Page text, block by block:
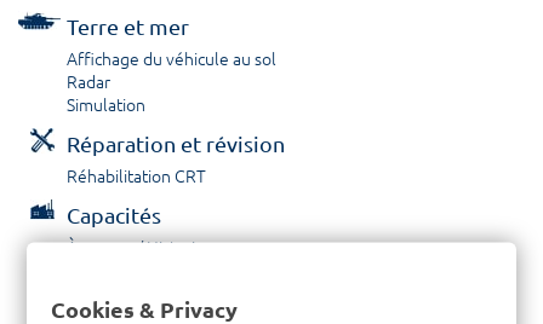
Terre et mer
Affichage du véhicule au sol
Radar
Simulation
Réparation et révision
Réhabilitation CRT
Capacités
À propos / Historique
Cookies & Privacy